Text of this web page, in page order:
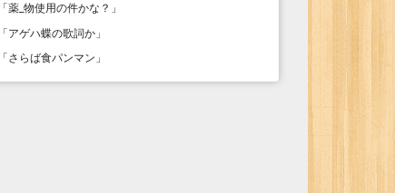
「薬_物使用の件かな？ 」
「アゲハ蝶の歌詞か 」
「さらば食パンマン 」